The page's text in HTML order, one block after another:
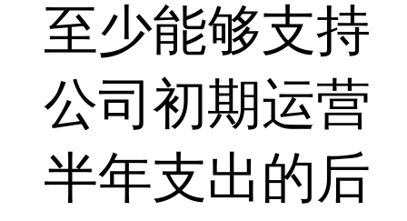
至少能够支持
公司初期运营
半年支出的后